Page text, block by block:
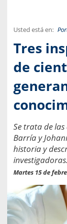
Usted está en:
Tres
de
Se trata de
Barría y
historia y
investigadoras.
Martes 15 de